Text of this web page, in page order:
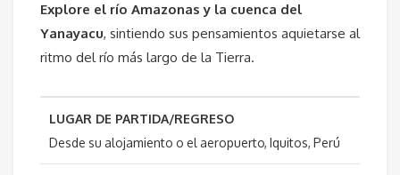
Explore el río Amazonas y la cuenca del
Yanayacu, sintiendo sus pensamientos aquietarse al
ritmo del río más largo de la Tierra.
LUGAR DE PARTIDA/REGRESO
Desde su alojamiento o el aeropuerto, Iquitos, Perú